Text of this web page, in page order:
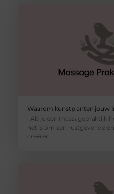
Waarom kunstplanten jouw
Als je een massagepraktijk
het is om een rustgevende
creëren.